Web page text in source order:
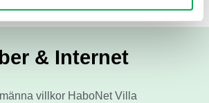
& Internet
villkor HaboNet Villa